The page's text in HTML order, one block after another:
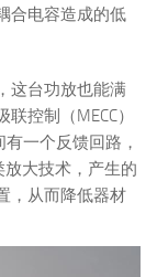
合电容造成的低
这台功放也能满
控制（MECC）
一个反馈回路，
大技术，产生的
，从而降低器材